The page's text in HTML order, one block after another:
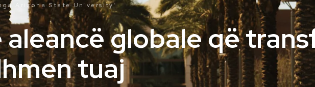
Arizona StateUniversity®
aleancë globale që
tuaj